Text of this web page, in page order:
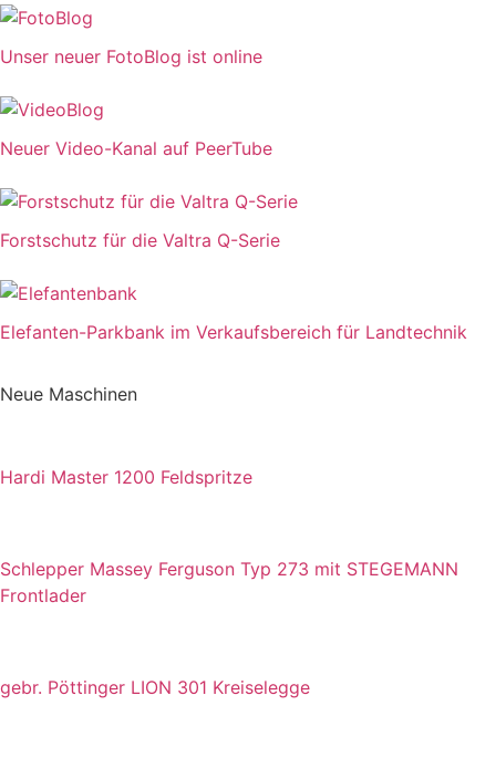
Unser neuer FotoBlog ist online
Neuer Video-Kanal auf PeerTube
Forstschutz für die Valtra Q-Serie
Elefanten-Parkbank im Verkaufsbereich für Landtechnik
Neue Maschinen
Hardi Master 1200 Feldspritze
Schlepper Massey Ferguson Typ 273 mit STEGEMANN
Frontlader
gebr. Pöttinger LION 301 Kreiselegge